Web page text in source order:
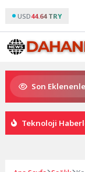
USD44.64 TRY
Son
Yüzücüleri
Teknoloji